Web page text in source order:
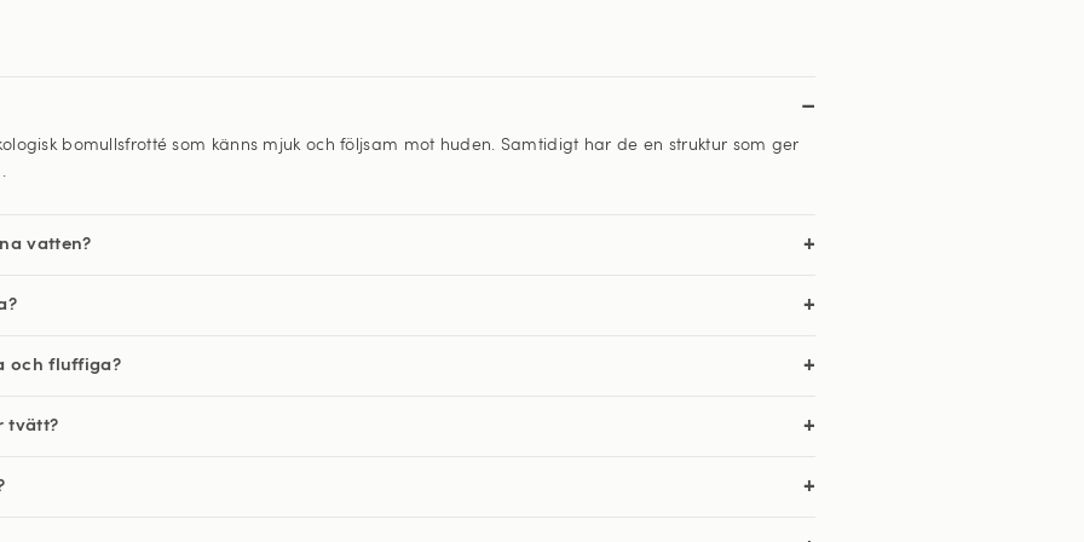
bomullsfrotté som känns mjuk och följsam mot huden. Samtidigt har de en struktur som ger
vatten?
och fluffiga?
tvätt?